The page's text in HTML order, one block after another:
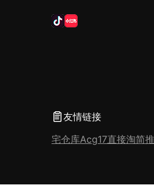
友情链接
宅仓库Acg17直接淘简